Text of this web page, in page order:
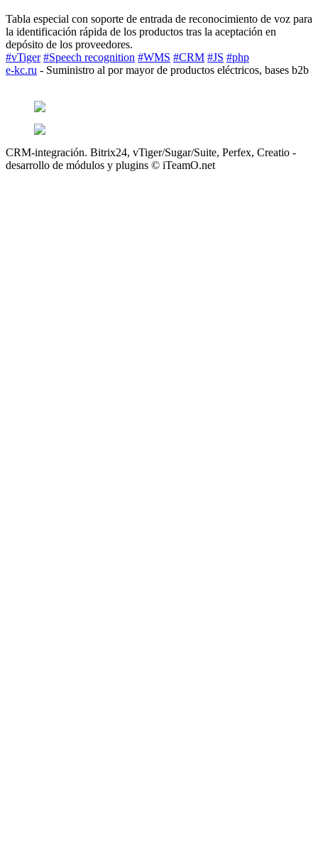
Tabla especial con soporte de entrada de reconocimiento de voz para
la identificación rápida de los productos tras la aceptación en
depósito de los proveedores.
#vTiger #Speech recognition #WMS #CRM #JS #php
e-kc.ru - Suministro al por mayor de productos eléctricos, bases b2b
CRM-integración. Bitrix24, vTiger/Sugar/Suite, Perfex, Creatio -
desarrollo de módulos y plugins © iTeamO.net